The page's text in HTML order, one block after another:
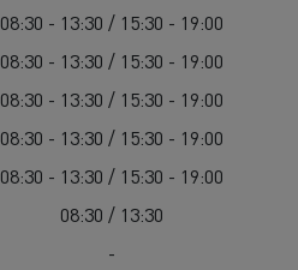
08:30 - 13:30 / 15:30 - 19:00
08:30 - 13:30 / 15:30 - 19:00
08:30 - 13:30 / 15:30 - 19:00
08:30 - 13:30 / 15:30 - 19:00
08:30 - 13:30 / 15:30 - 19:00
08:30 / 13:30
-